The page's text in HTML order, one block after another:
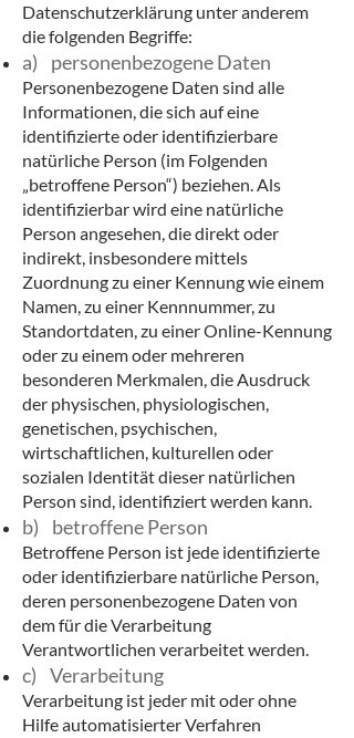
Datenschutzerklärung unter anderem
die folgenden Begriffe:
a) personenbezogene Daten
Personenbezogene Daten sind alle
Informationen, die sich auf eine
identifizierte oder identifizierbare
natürliche Person (im Folgenden
„betroffene Person“) beziehen. Als
identifizierbar wird eine natürliche
Person angesehen, die direkt oder
indirekt, insbesondere mittels
Zuordnung zu einer Kennung wie einem
Namen, zu einer Kennnummer, zu
Standortdaten, zu einer Online-Kennung
oder zu einem oder mehreren
besonderen Merkmalen, die Ausdruck
der physischen, physiologischen,
genetischen, psychischen,
wirtschaftlichen, kulturellen oder
sozialen Identität dieser natürlichen
Person sind, identifiziert werden kann.
b) betroffene Person
Betroffene Person ist jede identifizierte
oder identifizierbare natürliche Person,
deren personenbezogene Daten von
dem für die Verarbeitung
Verantwortlichen verarbeitet werden.
c) Verarbeitung
Verarbeitung ist jeder mit oder ohne
Hilfe automatisierter Verfahren